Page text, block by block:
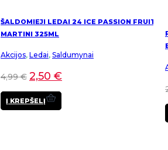
ŠALDOMIEJI LEDAI 24 ICE PASSION FRUIT
MARTINI 325ML
Akcijos, Ledai, Saldumynai
4,99€ 2,50 €
Į KREPŠELĮ